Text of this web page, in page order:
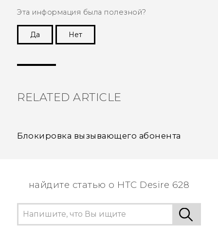
Эта информация была полезной?
Да
Нет
RELATED ARTICLE
Блокировка вызывающего абонента
найдите статью о HTC Desire 628